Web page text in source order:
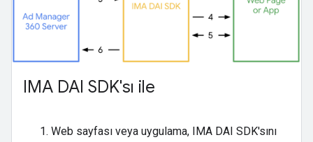
IMA DAI SDK'sı ile
Web sayfası veya uygulama, IMA DAI SDK'sını